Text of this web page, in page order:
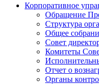
Корпоративное
Обращение
Структура
Общее
Совет
Комитеты
Отчет о
Органы